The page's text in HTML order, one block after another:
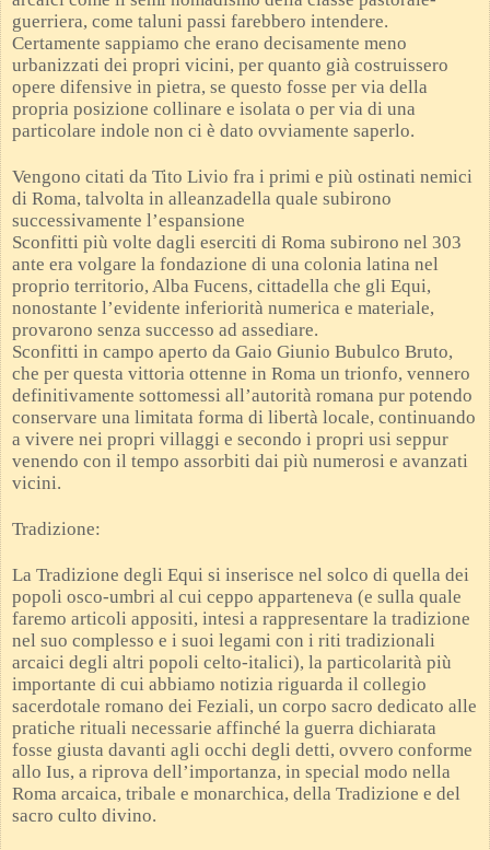
guerriera, come taluni passi farebbero intendere.
Certamente sappiamo che erano decisamente meno
urbanizzati dei propri vicini, per quanto già costruissero
opere difensive in pietra, se questo fosse per via della
propria posizione collinare e isolata o per via di una
particolare indole non ci è dato ovviamente saperlo.
Vengono citati da Tito Livio fra i primi e più ostinati nemici
di Roma, talvolta in alleanzadella quale subirono
successivamente l’espansione
Sconfitti più volte dagli eserciti di Roma subirono nel 303
ante era volgare la fondazione di una colonia latina nel
proprio territorio, Alba Fucens, cittadella che gli Equi,
nonostante l’evidente inferiorità numerica e materiale,
provarono senza successo ad assediare.
Sconfitti in campo aperto da Gaio Giunio Bubulco Bruto,
che per questa vittoria ottenne in Roma un trionfo, vennero
definitivamente sottomessi all’autorità romana pur potendo
conservare una limitata forma di libertà locale, continuando
a vivere nei propri villaggi e secondo i propri usi seppur
venendo con il tempo assorbiti dai più numerosi e avanzati
vicini.
Tradizione:
La Tradizione degli Equi si inserisce nel solco di quella dei
popoli osco-umbri al cui ceppo apparteneva (e sulla quale
faremo articoli appositi, intesi a rappresentare la tradizione
nel suo complesso e i suoi legami con i riti tradizionali
arcaici degli altri popoli celto-italici), la particolarità più
importante di cui abbiamo notizia riguarda il collegio
sacerdotale romano dei Feziali, un corpo sacro dedicato alle
pratiche rituali necessarie affinché la guerra dichiarata
fosse giusta davanti agli occhi degli detti, ovvero conforme
allo Ius, a riprova dell’importanza, in special modo nella
Roma arcaica, tribale e monarchica, della Tradizione e del
sacro culto divino.